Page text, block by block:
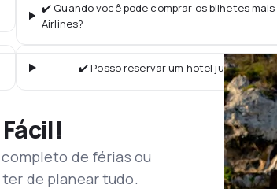
✔️ Quando você pode comprar os bilhetes
Airlines?
✔️ Posso reservar um hotel junto com
de férias ou
de planear tudo.